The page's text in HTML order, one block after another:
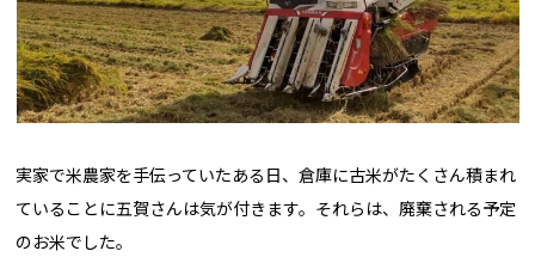
実家で米農家を手伝っていたある日、倉庫に古米がたくさん積まれ
ていることに五賀さんは気が付きます。それらは、廃棄される予定
のお米でした。